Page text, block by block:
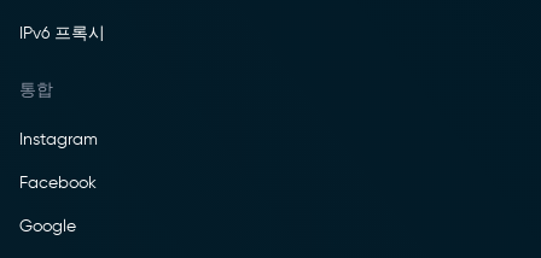
IPv6 프록시
통합
Instagram
Facebook
Google